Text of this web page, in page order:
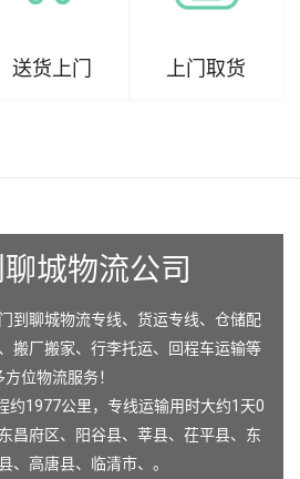
送货上门 上门取货
城物流公司
到聊城物流专线、货运专线、仓储配
搬厂搬家、行李托运、回程车运输等
方位物流服务！
约1977公里，专线运输用时大约1天0
东昌府区、 阳谷县、 莘县、 茌平县、 东
、 高唐县、 临清市、。